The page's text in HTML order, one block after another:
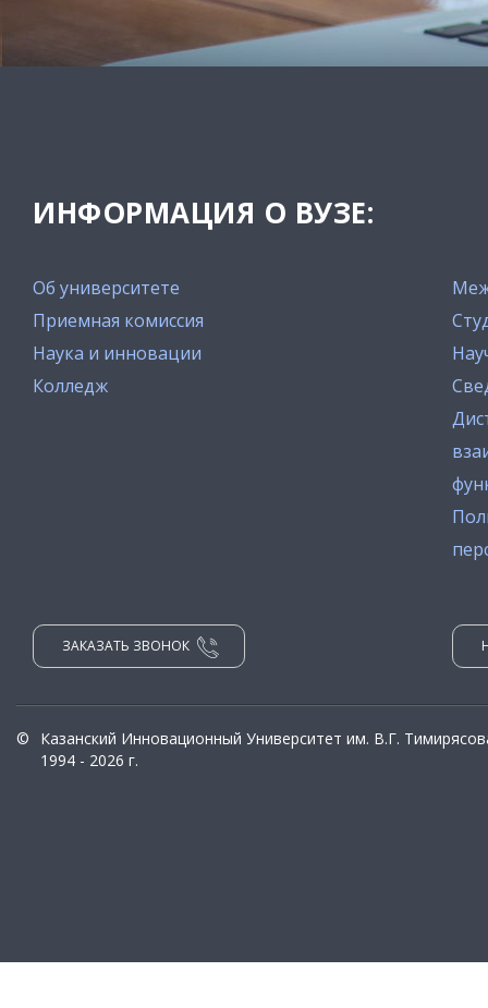
ИНФОРМАЦИЯ О ВУЗЕ:
Об университете
Приемная комиссия
Наука и инновации
Колледж
ЗАКАЗАТЬ ЗВОНОК
©
Казанский Инновационный Университет им. В.Г.
1994 - 2026 г.